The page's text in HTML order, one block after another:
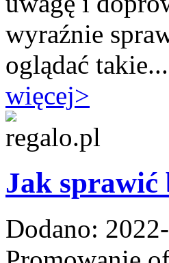
wyraźnie
oglądać takie...
więcej>
Jak
Dodano: